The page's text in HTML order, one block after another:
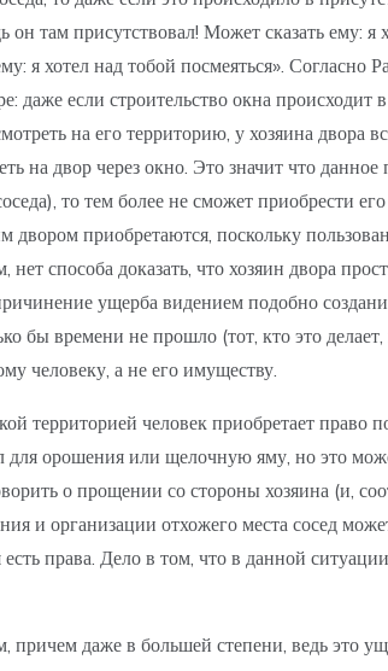
там присутствовал! Может сказать ему:
хотел над тобой посмеяться». Согласно
даже если строительство окна происходит
на его территорию, у хозяина двора
на двор через окно. Это значит что
то тем более не сможет приобрести его
приобретаются, поскольку
способа доказать, что хозяин двора
ущерба видением подобно
бы времени не прошло (тот, кто это
человеку, а не его имуществу.
территорией человек приобретает право
орошения или щелочную яму, но это
о прощении со стороны хозяина (и,
и организации отхожего места сосед
права. Дело в том, что в данной
даже в большей степени, ведь это